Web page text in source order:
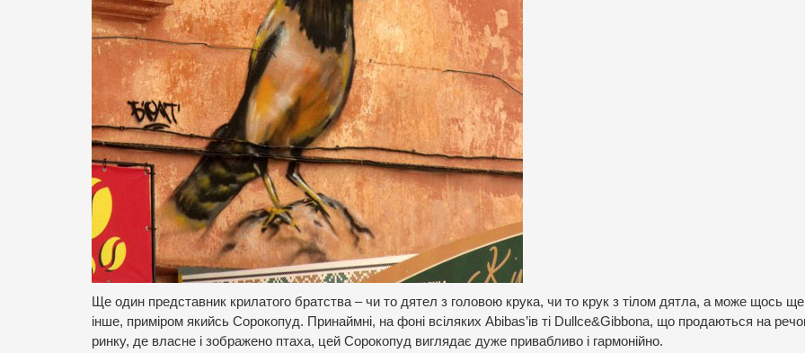
Ще один представник крилатого братства – чи то дятел з головою крука, чи то крук з тілом дятла, а може щось ще
інше, приміром якийсь Сорокопуд. Принаймні, на фоні всіляких Abibas’ів ті Dullce&Gibbona, що продаються на
ринку, де власне і зображено птаха, цей Сорокопуд виглядає дуже привабливо і гармонійно.